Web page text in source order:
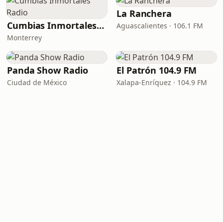
Cumbias Inmortales Radio
Monterrey
La Ranchera
Aguascalientes · 106.1 FM
Panda Show Radio
Ciudad de México
El Patrón 104.9 FM
Xalapa-Enríquez · 104.9 FM